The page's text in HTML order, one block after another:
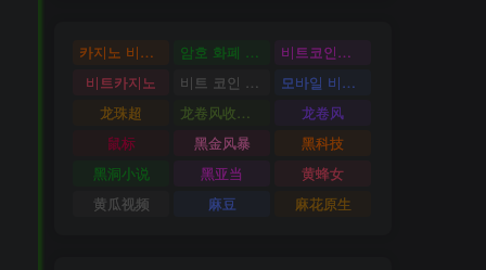
카지노 비트코인 암호 화폐 카지노
비트코인카지노
비트카지노
비트 코인 온라인 카지노
모바일 비트 코인 카지노
龙珠超
龙卷风收音机
龙卷风
鼠标
黑金风暴
黑科技
黑洞小说
黑亚当
黄蜂女
黄瓜视频
麻豆 麻花原生